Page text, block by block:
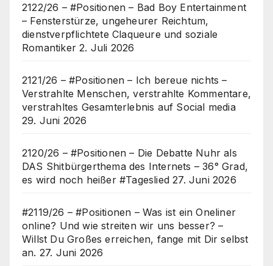
2122/26 – #Positionen – Bad Boy Entertainment
– Fensterstürze, ungeheurer Reichtum,
dienstverpflichtete Claqueure und soziale
Romantiker 2. Juli 2026
2121/26 – #Positionen – Ich bereue nichts –
Verstrahlte Menschen, verstrahlte Kommentare,
verstrahltes Gesamterlebnis auf Social media
29. Juni 2026
2120/26 – #Positionen – Die Debatte Nuhr als
DAS Shitbürgerthema des Internets – 36° Grad,
es wird noch heißer #Tageslied 27. Juni 2026
#2119/26 – #Positionen – Was ist ein Oneliner
online? Und wie streiten wir uns besser? –
Willst Du Großes erreichen, fange mit Dir selbst
an. 27. Juni 2026